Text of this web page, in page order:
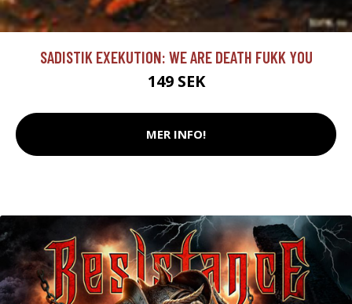
SADISTIK EXEKUTION: WE ARE DEATH FUKK YOU
149 SEK
MER INFO!